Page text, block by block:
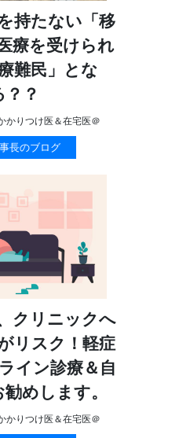
持たない「移
療を受けられ
難民」とな
？？
かりつけ医＆在宅医＠
長のブログ
クリニックへ
リスク！軽症
イン診療＆自
めします。
かりつけ医＆在宅医＠